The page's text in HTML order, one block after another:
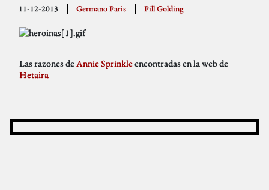
11-12-2013 Germano Paris Pill Golding
Las razones deAnnie Sprinkleencontradas en la web de
Hetaira